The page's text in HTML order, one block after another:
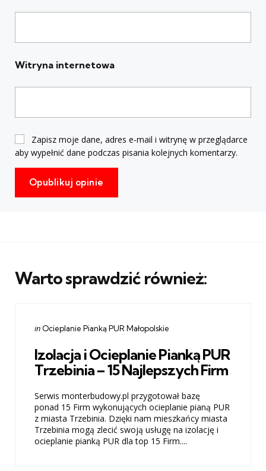
Witryna internetowa
Zapisz moje dane, adres e-mail i witrynę w przeglądarce
aby wypełnić dane podczas pisania kolejnych komentarzy.
Warto sprawdzić również:
Categories
Posted
in Ocieplanie Pianką PUR Małopolskie
Izolacja i Ocieplanie Pianką PUR
Trzebinia – 15 Najlepszych Firm
Serwis monterbudowy.pl przygotował bazę
ponad 15 Firm wykonujących ocieplanie pianą PUR
z miasta Trzebinia. Dzięki nam mieszkańcy miasta
Trzebinia mogą zlecić swoją usługę na izolację i
ocieplanie pianką PUR dla top 15 Firm....